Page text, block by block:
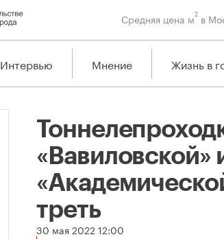
Средняя цена м2 в
Интервью Мнение Жизнь в
«Вавиловской»
треть
30 мая 2022 12:00